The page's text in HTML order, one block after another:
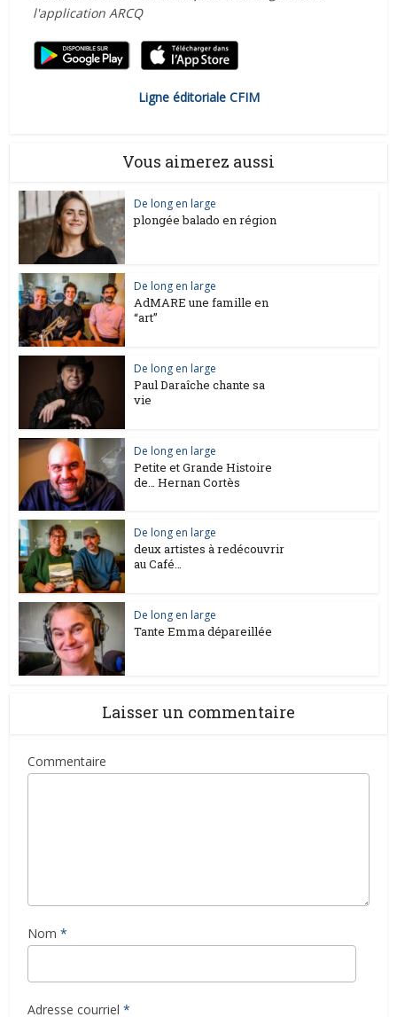
l'application ARCQ
Ligne éditoriale CFIM
Vous aimerez aussi
De long en large
plongée balado en région
De long en large
AdMARE une famille en
“art”
De long en large
Paul Daraîche chante sa
vie
De long en large
Petite et Grande Histoire
de… Hernan Cortès
De long en large
deux artistes à redécouvrir
au Café…
De long en large
Tante Emma dépareillée
Laisser un commentaire
Commentaire
Nom *
Adresse courriel *